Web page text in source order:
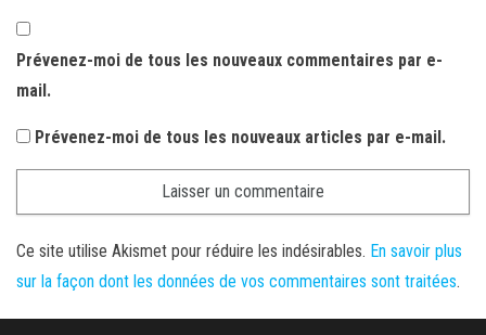
Prévenez-moi de tous les nouveaux commentaires par e-
mail.
Prévenez-moi de tous les nouveaux articles par e-mail.
Ce site utilise Akismet pour réduire les indésirables. En savoir plus
sur la façon dont les données de vos commentaires sont traitées.